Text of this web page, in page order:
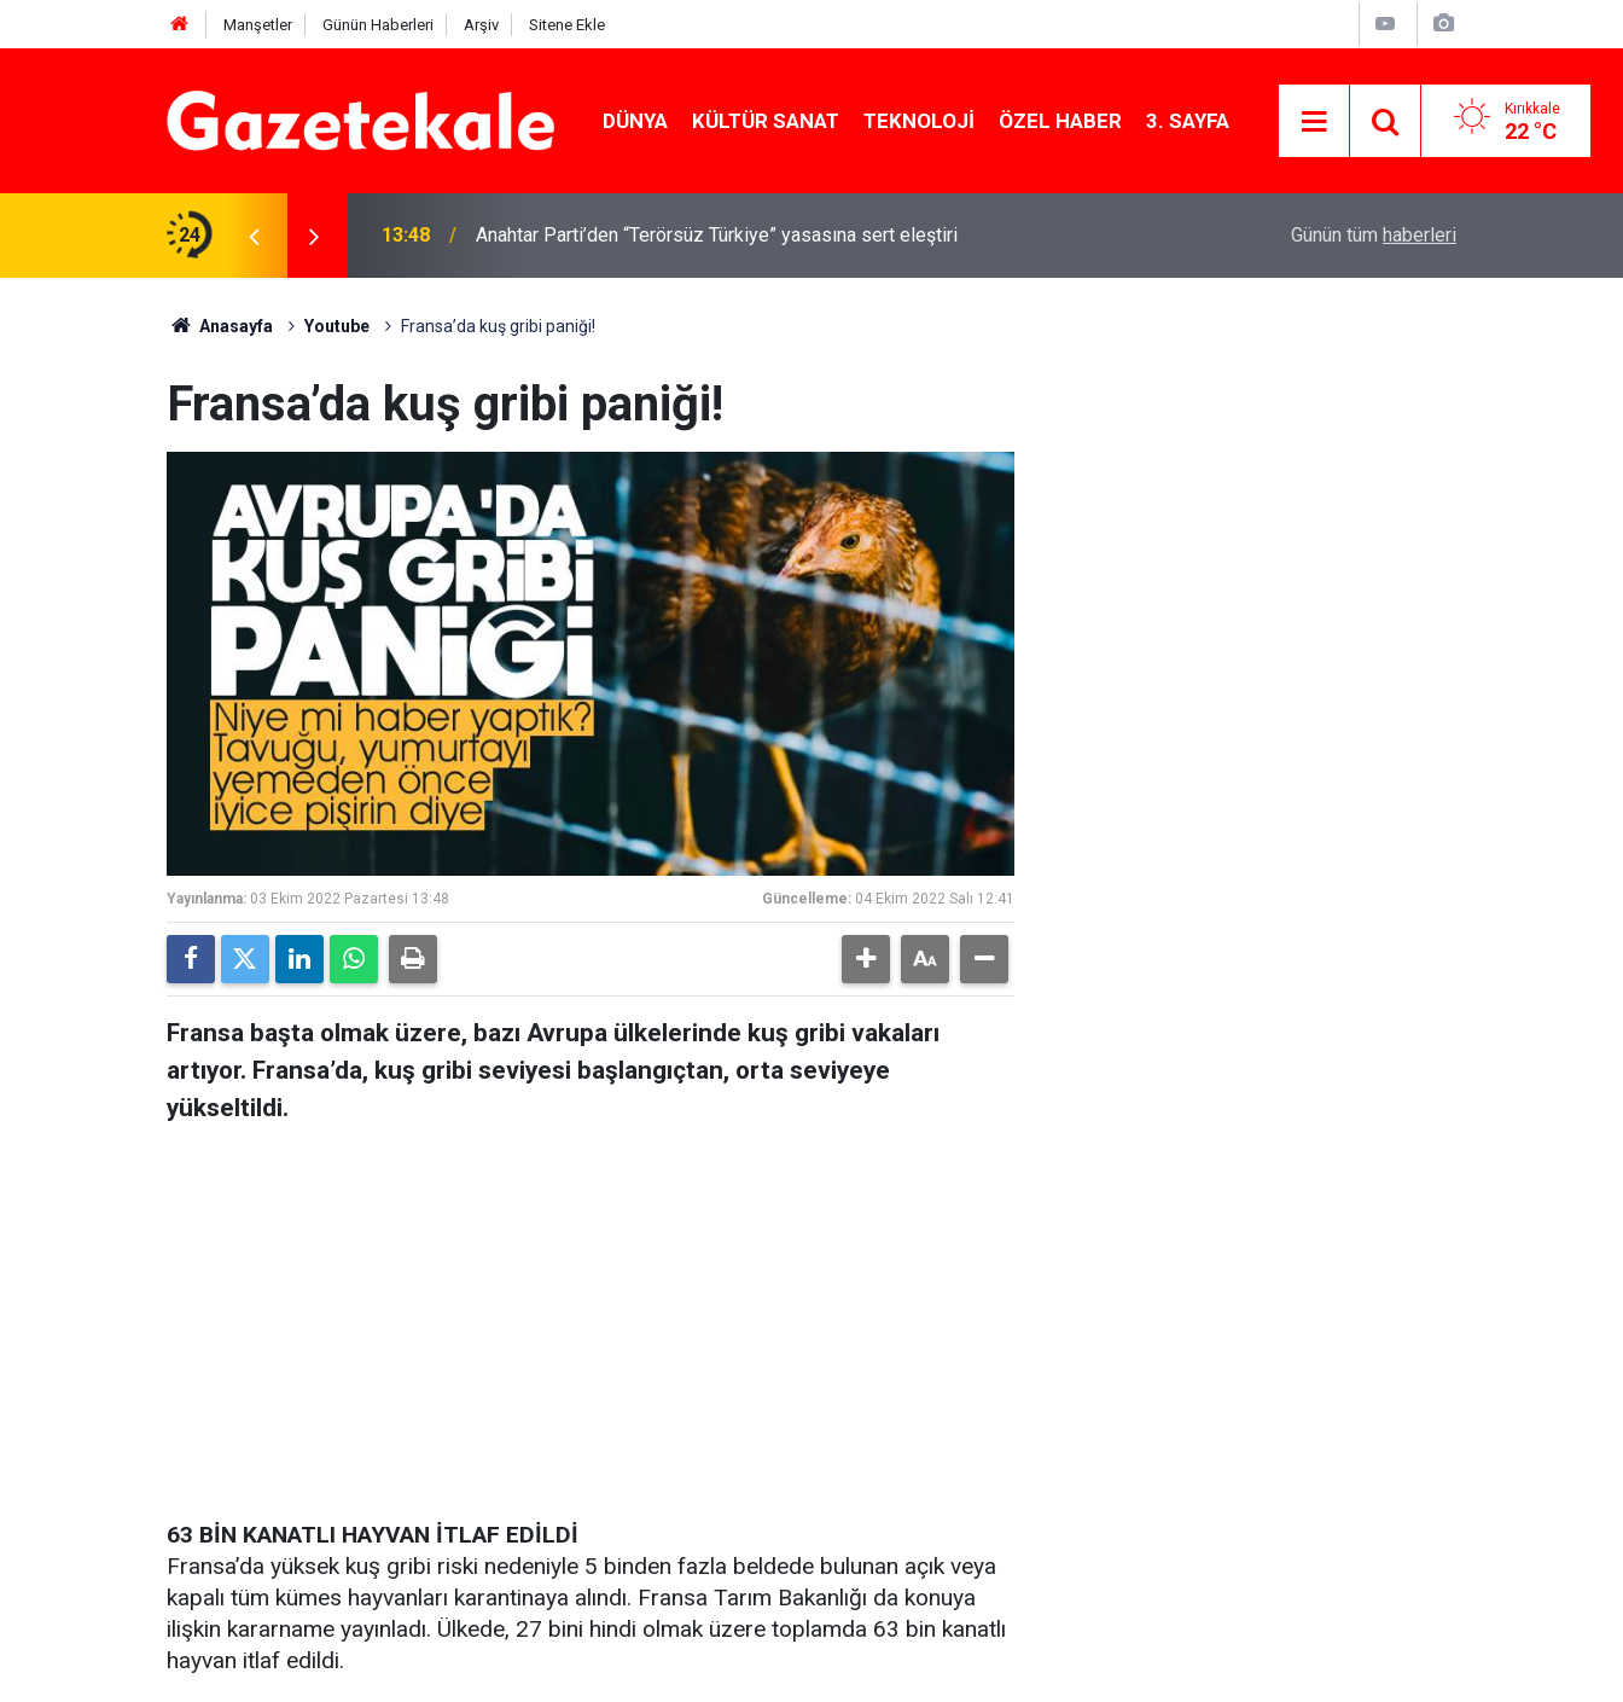
Manşetler Günün Haberleri Arşiv Sitene Ekle
DÜNYA KÜLTÜR SANAT TEKNOLOJI ÖZEL HABER 3. SAYFA Kırıkkale
22 °C
24
Beyaz Listeden aday 13:48 Anahtar Parti’den “Terörsüz Türkiye” yasasına sert eleştiri Kırıkkale’de hayvan hastalıklarına karşı
Günün tüm haberleri
Anasayfa Youtube Fransa’da kuş gribi paniği!
Fransa’da kuş gribi paniği!
Yayınlanma: 03 Ekim 2022 Pazartesi 13:48 Güncelleme: 04 Ekim 2022 Salı 12:41
Fransa başta olmak üzere, bazı Avrupa ülkelerinde kuş gribi vakaları
artıyor. Fransa’da, kuş gribi seviyesi başlangıçtan, orta seviyeye
yükseltildi.
63 BİN KANATLI HAYVAN İTLAF EDİLDİ
Fransa’da yüksek kuş gribi riski nedeniyle 5 binden fazla beldede bulunan açık veya
kapalı tüm kümes hayvanları karantinaya alındı. Fransa Tarım Bakanlığı da konuya
ilişkin kararname yayınladı. Ülkede, 27 bini hindi olmak üzere toplamda 63 bin kanatlı
hayvan itlaf edildi.